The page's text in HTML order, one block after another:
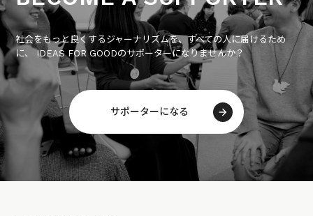
社会をもっと良くするジャーナリズムを、すべての人に届けるため
に、 IDEAS FOR GOODのサポーターになりませんか？
サポーターになる